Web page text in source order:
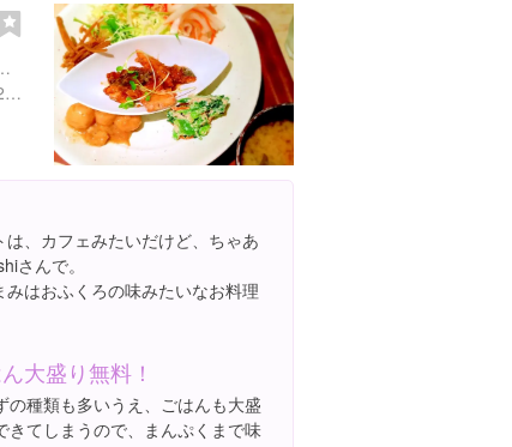
９-３ 橘ビル B1F
https://tabelog.com/tokyo/A1325/A132502/13150280/
、カフェみたいだけど、ちゃあ
さんで。
はおふくろの味みたいなお料理
大盛り無料！
の種類も多いうえ、ごはんも大盛
きてしまうので、まんぷくまで味